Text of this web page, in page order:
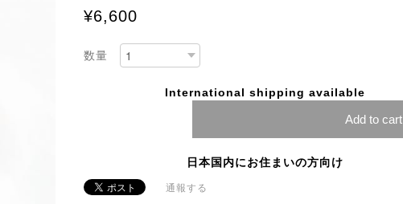
¥6,600
数量
International shipping available
Add to cart
日本国内にお住まいの方向け
通報する